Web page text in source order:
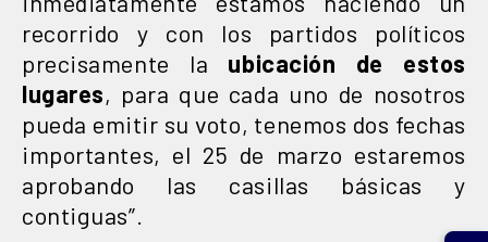
recorrido y con los partidos políticos
precisamente la ubicación de estos
lugares, para que cada uno de nosotros
pueda emitir su voto, tenemos dos fechas
importantes, el 25 de marzo estaremos
aprobando las casillas básicas y
contiguas”.